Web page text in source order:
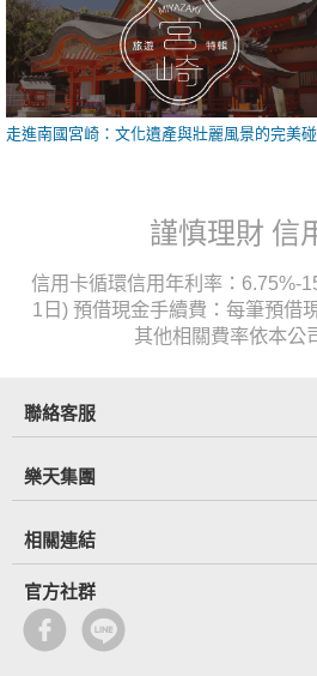
走進南國宮崎：文化遺產與壯麗風景的完美
謹慎理財 信
信用卡循環信用年利率：6.75%-
1日) 預借現金手續費：每筆預借
其他相關費率依本公
聯絡客服
樂天集團
相關連結
官方社群